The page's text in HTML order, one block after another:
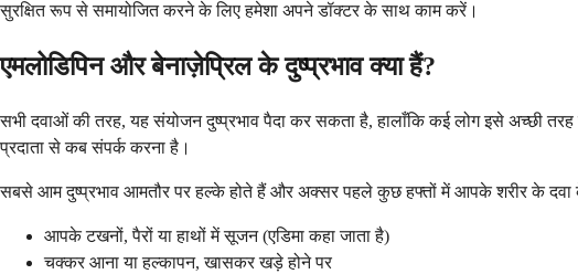
सुरक्षित रूप से समायोजित करने के लिए हमेशा अपने डॉक्टर के साथ काम करें।
एमलोडिपिन और बेनाज़ेप्रिल के दुष्प्रभाव क्या हैं?
सभी दवाओं की तरह, यह संयोजन दुष्प्रभाव पैदा कर सकता है, हालाँकि कई लोग इसे अच्छी
प्रदाता से कब संपर्क करना है।
सबसे आम दुष्प्रभाव आमतौर पर हल्के होते हैं और अक्सर पहले कुछ हफ्तों में आपके शरीर के दवा
आपके टखनों, पैरों या हाथों में सूजन (एडिमा कहा जाता है)
चक्कर आना या हल्कापन, खासकर खड़े होने पर